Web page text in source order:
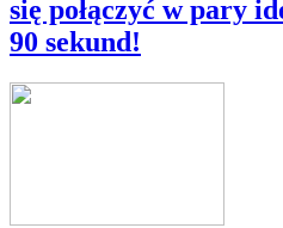
się połączyć w pary
90 sekund!